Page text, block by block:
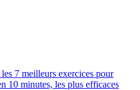
7 meilleurs exercices pour
10 minutes, les plus efficaces